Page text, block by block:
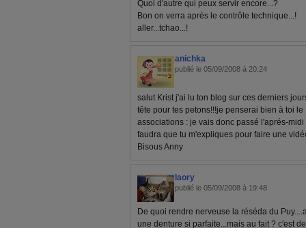
Quoi d'autre qui peux servir encore...?
Bon on verra après le contrôle technique...!
aller...tchao...!
anichka
publié le 05/09/2008 à 20:24
salut Krist j'ai lu ton blog sur ces derniers
tête pour tes petons!!!je penserai bien à toi
associations : je vais donc passé l'aprés-
faudra que tu m'expliques pour faire une
Bisous Anny
laory
publié le 05/09/2008 à 19:48
De quoi rendre nerveuse la réséda du
une denture si parfaite...mais au fait ? c'est